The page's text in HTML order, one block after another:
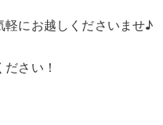
にお越しくださいませ♪
さい！